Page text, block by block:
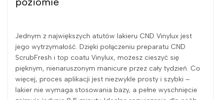
Jednym z największych atutów lakieru CND Vinylux jest
jego wytrzymałość. Dzięki połączeniu preparatu CND
ScrubFresh i top coatu Vinylux, możesz cieszyć się
pięknym, nienaruszonym manicure przez cały tydzień. Co
więcej, proces aplikacji jest niezwykle prosty i szybki –
lakier nie wymaga stosowania bazy, a pełne wyschnięcie